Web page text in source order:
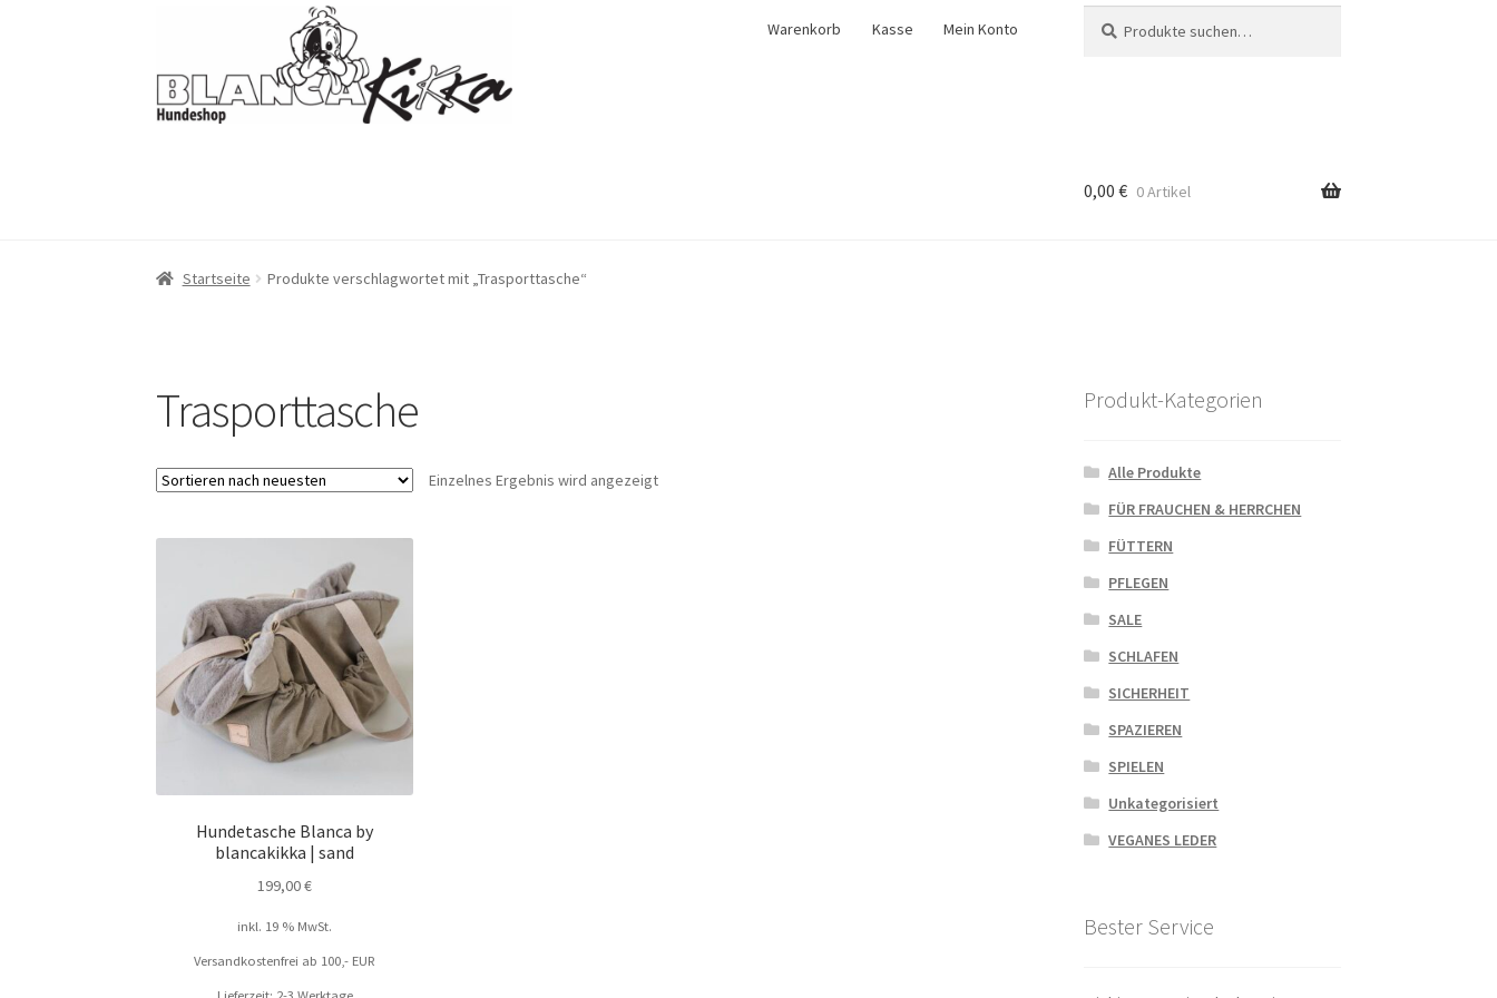
springen
springen
Warenkorb Kasse Mein Konto
nach:
0,00 € 0 Artikel
Startseite Produkte verschlagwortet mit „Trasporttasche“
Trasporttasche
Einzelnes Ergebnis wird angezeigt
Hundetasche Blanca by
blancakikka | sand
199,00€
inkl. 19 % MwSt.
Versandkostenfrei ab 100,- EUR
Produkt-Kategorien
Alle Produkte
FÜR FRAUCHEN & HERRCHEN
FÜTTERN
PFLEGEN
SALE
SCHLAFEN
SICHERHEIT
SPAZIEREN
SPIELEN
Unkategorisiert
VEGANES LEDER
Bester Service